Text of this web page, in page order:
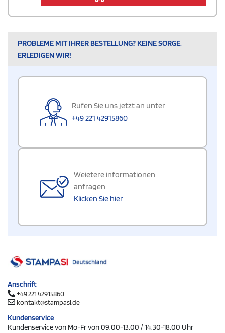
PROBLEME MIT IHRER BESTELLUNG? KEINE SORGE,
ERLEDIGEN WIR!
Rufen Sie uns jetzt an unter
+49 221 42915860
Weietere informationen
anfragen
Klicken Sie hier
Anschrift
+49 221 42915860
kontakt@stampasi.de
Kundenservice
Kundenservice von Mo-Fr von 09.00-13.00 / 14.30-18.00 Uhr